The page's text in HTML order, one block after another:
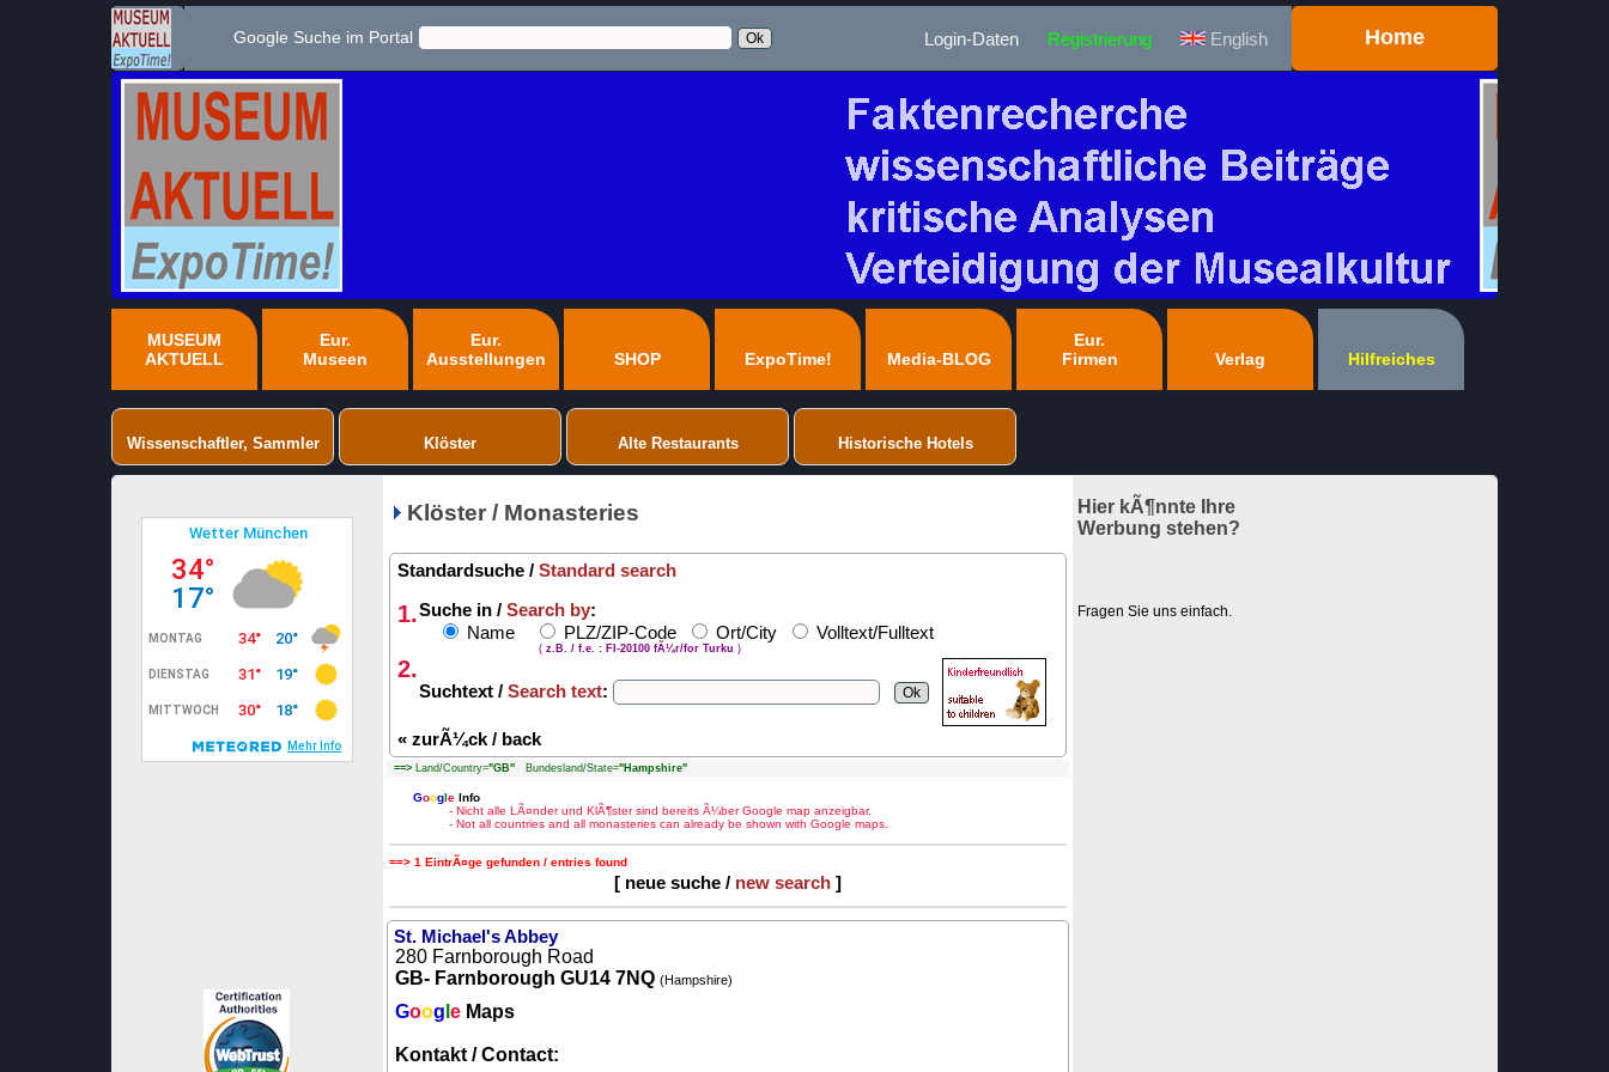
Google Suche im Portal Login-Daten Registrierung English Home
MUSEUM
AKTUELL
Eur.
Museen
Eur.
Ausstellungen
SHOP ExpoTime! Media-BLOG
Eur.
Firmen
Verlag Hilfreiches
Wissenschaftler, Sammler Klöster Alte Restaurants Historische Hotels
Klöster / Monasteries
Standardsuche / Standard search
1.Suche in / Search by:
Name
PLZ/ZIP-Code Ort/City Volltext/Fulltext
( z.B. / f.e. : FI-20100 fÃ¼r/for Turku )
2.
Suchtext / Search text:
« zurÃ¼ck / back
==> Land/Country="GB" Bundesland/State="Hampshire"
Google Info
- Nicht alle LÃ¤nder und KlÃ¶ster sind bereits Ã¼ber Google map anzeigbar.
- Not all countries and all monasteries can already be shown with Google maps.
==> 1 EintrÃ¤ge gefunden / entries found
[ neue suche / new search ]
St. Michael's Abbey
280 Farnborough Road
GB- Farnborough GU14 7NQ (Hampshire)
Goog e Maps
Kontakt / Contact:
Hier kÃ¶nnte Ihre
Werbung stehen?
Fragen Sie uns einfach.